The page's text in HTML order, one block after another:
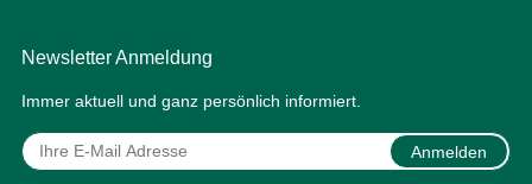
Newsletter Anmeldung
Immer aktuell und ganz persönlich informiert.
Anmelden